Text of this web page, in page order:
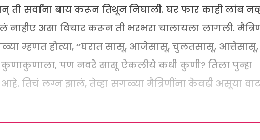
सर्वांना बाय करून तिथून निघाली. घर फार काही लांब
असा विचार करून ती भरभरा चालायला लागली.
म्हणत होत्या, ‘‘घरात सासू, आजेसासू, चुलतसासू, आत्तेसासू,
पण नवरे सासू ऐकलीये कधी कुणी? तिला पुन्हा
तिचं लग्न झालं, तेव्हा सगळ्या मैत्रिणींना केवढी असूया